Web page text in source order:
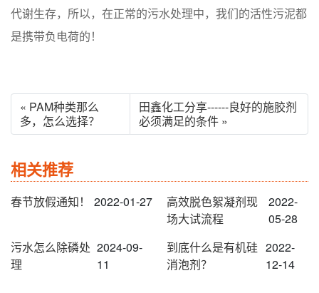
代谢生存，所以，在正常的污水处理中，我们的活性污泥都
是携带负电荷的！
« PAM种类那么
多，怎么选择？
田鑫化工分享------良好的施胶剂
必须满足的条件 »
相关推荐
春节放假通知！ 2022-01-27
高效脱色絮凝剂现
场大试流程
2022-
05-28
污水怎么除磷处
理
2024-09-
11
到底什么是有机硅
消泡剂？
2022-
12-14